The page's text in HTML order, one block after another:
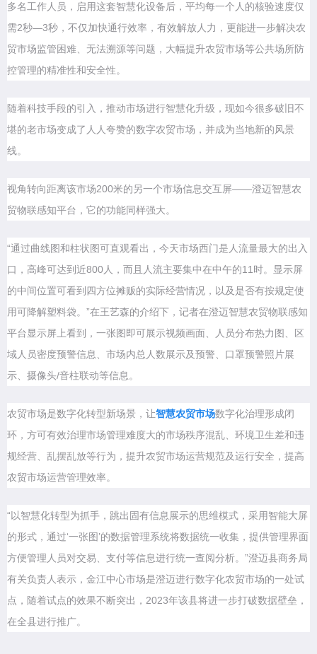
多名工作人员，启用这套智慧化设备后，平均每一个人的核验速度仅
需2秒—3秒，不仅加快通行效率，有效解放人力，更能进一步解决农
贸市场监管困难、无法溯源等问题，大幅提升农贸市场等公共场所防
控管理的精准性和安全性。
随着科技手段的引入，推动市场进行智慧化升级，现如今很多破旧不
堪的老市场变成了人人夸赞的数字农贸市场，并成为当地新的风景
线。
视角转向距离该市场200米的另一个市场信息交互屏——澄迈智慧农
贸物联感知平台，它的功能同样强大。
“通过曲线图和柱状图可直观看出，今天市场西门是人流量最大的出入
口，高峰可达到近800人，而且人流主要集中在中午的11时。显示屏
的中间位置可看到四方位摊贩的实际经营情况，以及是否有按规定使
用可降解塑料袋。”在王艺森的介绍下，记者在澄迈智慧农贸物联感知
平台显示屏上看到，一张图即可展示视频画面、人员分布热力图、区
域人员密度预警信息、市场内总人数展示及预警、口罩预警照片展
示、摄像头/音柱联动等信息。
农贸市场是数字化转型新场景，让智慧农贸市场数字化治理形成闭
环，方可有效治理市场管理难度大的市场秩序混乱、环境卫生差和违
规经营、乱摆乱放等行为，提升农贸市场运营规范及运行安全，提高
农贸市场运营管理效率。
“以智慧化转型为抓手，跳出固有信息展示的思维模式，采用智能大屏
的形式，通过‘一张图’的数据管理系统将数据统一收集，提供管理界面
方便管理人员对交易、支付等信息进行统一查阅分析。”澄迈县商务局
有关负责人表示，金江中心市场是澄迈进行数字化农贸市场的一处试
点，随着试点的效果不断突出，2023年该县将进一步打破数据壁垒，
在全县进行推广。